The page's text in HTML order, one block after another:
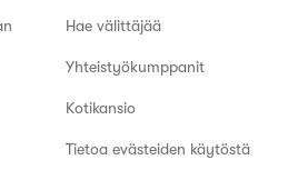
Hae välittäjää
Yhteistyökumppanit
Kotikansio
Tietoa evästeiden käytöstä